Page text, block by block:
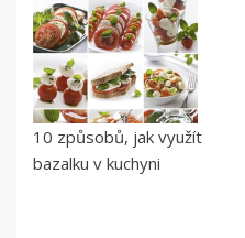
10 způsobů, jak využít
bazalku v kuchyni